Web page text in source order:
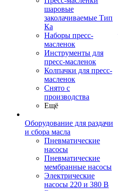
шаровые
заколачиваемые Тип
Кa
Наборы пресс-
масленок
Инструменты для
пресс-масленок
Колпачки для пресс-
масленок
Снято с
производства
Ещё
Оборудование для раздачи
и сбора масла
Пневматические
насосы
Пневматические
мембранные насосы
Электрические
насосы 220 и 380 В